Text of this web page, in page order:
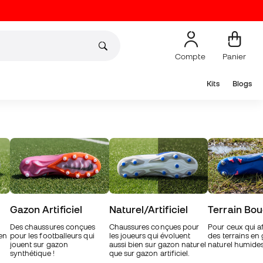
Compte Panier
Kits Blogs
Gazon Artificiel
Des chaussures conçues
pour les footballeurs qui
jouent sur gazon
synthétique !
Naturel/Artificiel
Chaussures conçues pour
les joueurs qui évoluent
aussi bien sur gazon naturel
que sur gazon artificiel.
Terrain
Pour ceux qui
des terrains en
naturel